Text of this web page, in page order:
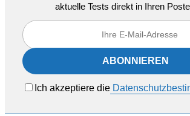
aktuelle Tests direkt in Ihren
Ich akzeptiere die